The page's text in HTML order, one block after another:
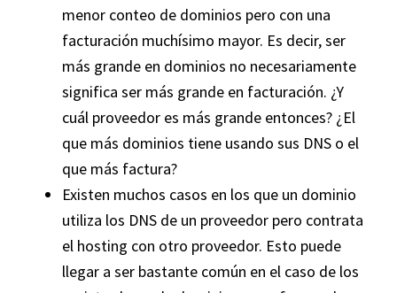
menor conteo de dominios pero con una
facturación muchísimo mayor. Es decir, ser
más grande en dominios no necesariamente
significa ser más grande en facturación. ¿Y
cuál proveedor es más grande entonces? ¿El
que más dominios tiene usando sus DNS o el
que más factura?
Existen muchos casos en los que un dominio
utiliza los DNS de un proveedor pero contrata
el hosting con otro proveedor. Esto puede
llegar a ser bastante común en el caso de los